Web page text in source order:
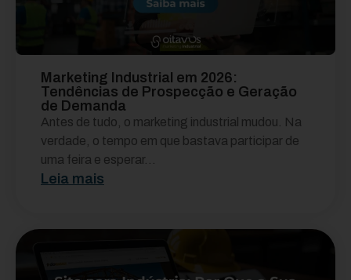
Marketing Industrial em 2026:
Tendências de Prospecção e Geração
de Demanda
Antes de tudo, o marketing industrial mudou. Na
verdade, o tempo em que bastava participar de
uma feira e esperar...
Leia mais